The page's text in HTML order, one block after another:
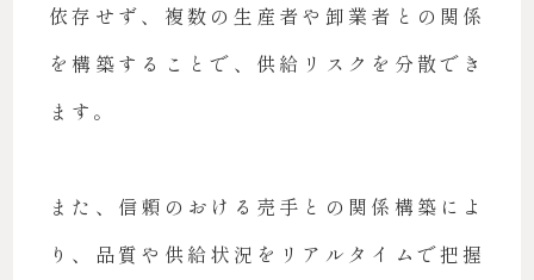
依存せず、複数の生産者や卸業者との関係
を構築することで、供給リスクを分散でき
ます。
また、信頼のおける売手との関係構築によ
り、品質や供給状況をリアルタイムで把握